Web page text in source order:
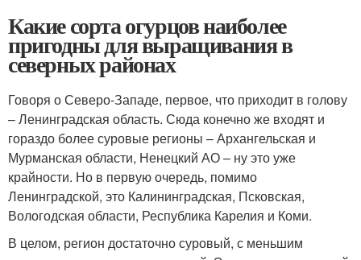
Какие сорта огурцов наиболее
пригодны для выращивания в
северных районах
Говоря о Северо-Западе, первое, что приходит в голову
– Ленинградская область. Сюда конечно же входят и
гораздо более суровые регионы – Архангельская и
Мурманская области, Ненецкий АО – ну это уже
крайности. Но в первую очередь, помимо
Ленинградской, это Калининградская, Псковская,
Вологодская области, Республика Карелия и Коми.
В целом, регион достаточно суровый, с меньшим